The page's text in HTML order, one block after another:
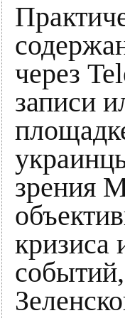
через
записи
зрения
кризиса